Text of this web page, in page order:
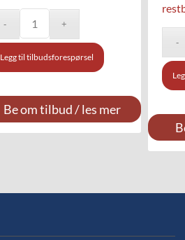
Legg til tilbudsforespørsel
Be om tilbud / les mer